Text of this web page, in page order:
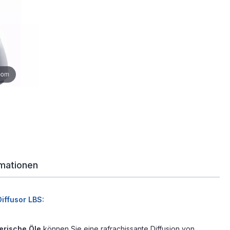
LBS: